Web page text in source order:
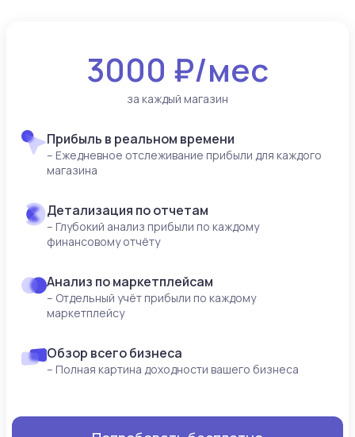
3000 ₽/мес
за каждый магазин
Прибыль в реальном времени
– Ежедневное отслеживание прибыли для каждого
магазина
Детализация по отчетам
– Глубокий анализ прибыли по каждому
финансовому отчёту
Анализ по маркетплейсам
– Отдельный учёт прибыли по каждому
маркетплейсу
Обзор всего бизнеса
– Полная картина доходности вашего бизнеса